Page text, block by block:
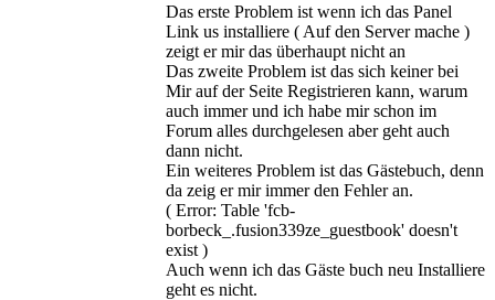
Das erste Problem ist wenn ich das Panel
Link us installiere ( Auf den Server mache )
zeigt er mir das überhaupt nicht an
Das zweite Problem ist das sich keiner bei
Mir auf der Seite Registrieren kann, warum
auch immer und ich habe mir schon im
Forum alles durchgelesen aber geht auch
dann nicht.
Ein weiteres Problem ist das Gästebuch, denn
da zeig er mir immer den Fehler an.
( Error: Table 'fcb-
borbeck_.fusion339ze_guestbook' doesn't
exist )
Auch wenn ich das Gäste buch neu Installiere
geht es nicht.